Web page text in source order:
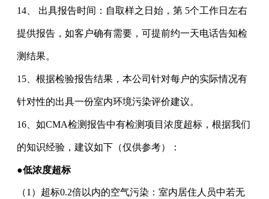
14、 出具报告时间：自取样之日始，第 5个工作日左右
提供报告，如客户确有需要，可提前约一天电话告知检
测结果。
15、根据检验报告结果，本公司针对每户的实际情况有
针对性的出具一份室内环境污染评价建议。
16、如CMA检测报告中有检测项目浓度超标，根据我们
的知识经验，建议如下（仅供参考）：
●低浓度超标
（1 ）超标0.2倍以内的空气污染：室内居住人员中若无